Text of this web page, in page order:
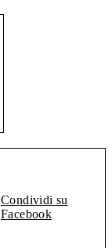
Condividi su
Facebook